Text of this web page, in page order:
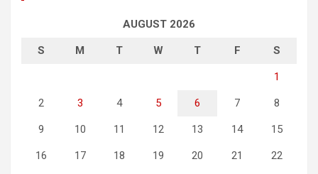
AUGUST 2026
S M T W T F S
1
2 3 4 5 6 7 8
9 10 11 12 13 14 15
16 17 18 19 20 21 22